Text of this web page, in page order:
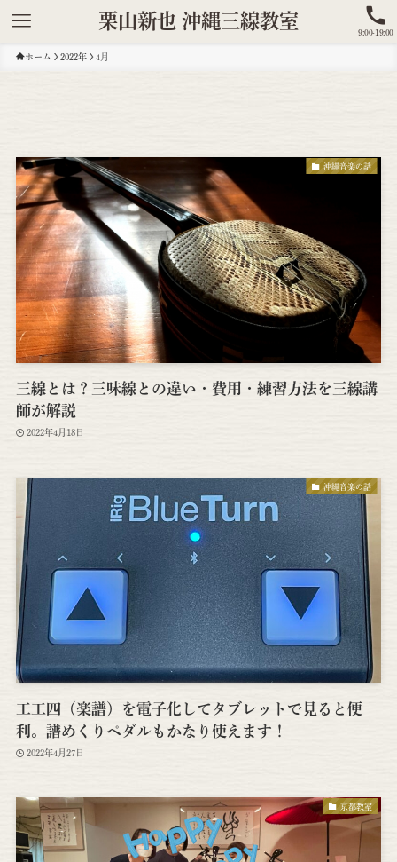
栗山新也 沖縄三線教室
9:00-19:00
ホーム 2022年 4月
沖縄音楽の話
三線とは？三味線との違い・費用・練習方法を三線講
師が解説
2022年4月18日
沖縄音楽の話
工工四（楽譜）を電子化してタブレットで見ると便
利。譜めくりペダルもかなり使えます！
2022年4月27日
京都教室